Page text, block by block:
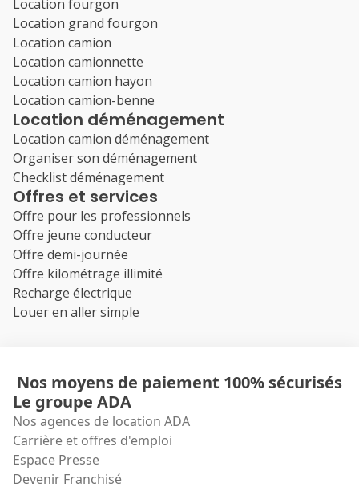
Location fourgon
Location grand fourgon
Location camion
Location camionnette
Location camion hayon
Location camion-benne
Location déménagement
Location camion déménagement
Organiser son déménagement
Checklist déménagement
Offres et services
Offre pour les professionnels
Offre jeune conducteur
Offre demi-journée
Offre kilométrage illimité
Recharge électrique
Louer en aller simple
Nos moyens de paiement 100% sécurisés
Le groupe ADA
Nos agences de location ADA
Carrière et offres d'emploi
Espace Presse
Devenir Franchisé